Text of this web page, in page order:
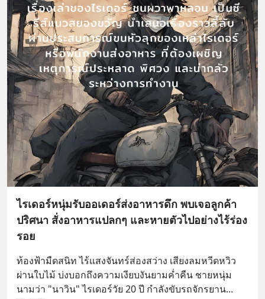
ไรเดอร์หนุ่มรับออเดอร์ส่งอาหารดึก พบเจอลูกค้า
ปริศนา สั่งอาหารแปลกๆ และหายตัวไปอย่างไร้ร่อง
รอย
ท้องฟ้ามืดสนิท ไร้แสงจันทร์ส่องสว่าง เสียงลมหวีดหวิว
ผ่านใบไม้ บ่งบอกถึงความเงียบงันยามค่ำคืน ชายหนุ่ม
นามว่า "นาวิน" ไรเดอร์วัย 20 ปี กำลังขับรถจักรยาน